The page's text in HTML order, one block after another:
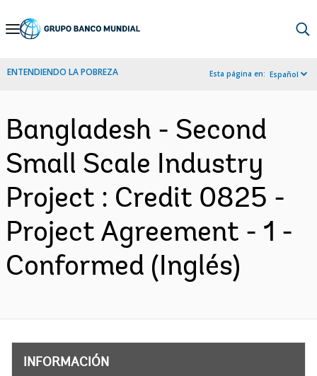
Skip
Navigation
ENTENDIENDO LA POBREZA Esta página en: Español
Bangladesh - Second
Small Scale Industry
Project : Credit 0825 -
Project Agreement - 1 -
Conformed (Inglés)
INFORMACIÓN